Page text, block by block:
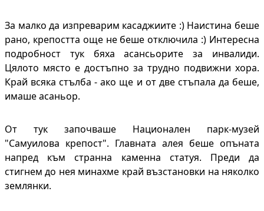
За малко да изпреварим касаджиите :) Наистина беше
рано, крепостта още не беше отключила :) Интересна
подробност тук бяха асансьорите за инвалиди.
Цялото място е достъпно за трудно подвижни хора.
Край всяка стълба - ако ще и от две стъпала да беше,
имаше асаньор.
От тук започваше Национален парк-музей
"Самуилова крепост". Главната алея беше опъната
напред към странна каменна статуя. Преди да
стигнем до нея минахме край възстановки на няколко
землянки.